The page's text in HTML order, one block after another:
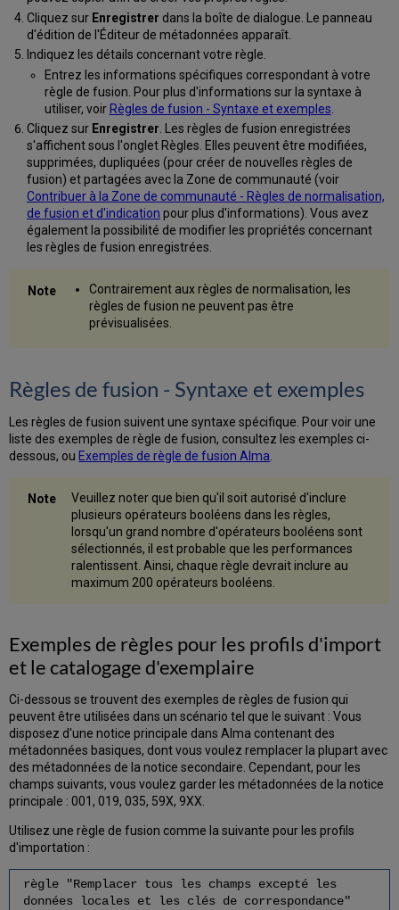
Cliquez sur Enregistrer dans la boîte de dialogue. Le panneau
d'édition de l'Éditeur de métadonnées apparaît.
Indiquez les détails concernant votre règle.
Entrez les informations spécifiques correspondant à votre
règle de fusion. Pour plus d'informations sur la syntaxe à
utiliser, voir Règles de fusion - Syntaxe et exemples
Cliquez sur Enregistrer. Les règles de fusion enregistrées
s'affichent sous l'onglet Règles. Elles peuvent être modifiées,
supprimées, dupliquées (pour créer de nouvelles règles de
fusion) et partagées avec la Zone de communauté (voir
Contribuer à la Zone de communauté - Règles de normalisation,
de fusion et d'indication pour plus d'informations). Vous avez
également la possibilité de modifier les propriétés concernant
les règles de fusion enregistrées.
Contrairement aux règles de normalisation, les
règles de fusion ne peuvent pas être
prévisualisées.
Règles de fusion - Syntaxe et exemples
Les règles de fusion suivent une syntaxe spécifique. Pour voir une
liste des exemples de règle de fusion, consultez les exemples ci-
dessous, ou Exemples de règle de fusion Alma
Veuillez noter que bien qu'il soit autorisé d'inclure
plusieurs opérateurs booléens dans les règles,
lorsqu'un grand nombre d'opérateurs booléens sont
sélectionnés, il est probable que les performances
ralentissent. Ainsi, chaque règle devrait inclure au
maximum 200 opérateurs booléens.
Exemples de règles pour les profils d'import
et le catalogage d'exemplaire
Ci-dessous se trouvent des exemples de règles de fusion qui
peuvent être utilisées dans un scénario tel que le suivant : Vous
disposez d'une notice principale dans Alma contenant des
métadonnées basiques, dont vous voulez remplacer la plupart avec
des métadonnées de la notice secondaire. Cependant, pour les
champs suivants, vous voulez garder les métadonnées de la notice
principale : 001, 019, 035, 59X, 9XX.
Utilisez une règle de fusion comme la suivante pour les profils
d'importation :
règle "Remplacer tous les champs excepté les
données locales et les clés de correspondance"